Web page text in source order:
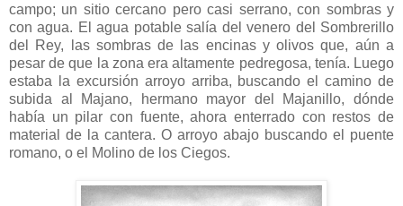
campo; un sitio cercano pero casi serrano, con sombras y
con agua. El agua potable salía del venero del Sombrerillo
del Rey, las sombras de las encinas y olivos que, aún a
pesar de que la zona era altamente pedregosa, tenía. Luego
estaba la excursión arroyo arriba, buscando el camino de
subida al Majano, hermano mayor del Majanillo, dónde
había un pilar con fuente, ahora enterrado con restos de
material de la cantera. O arroyo abajo buscando el puente
romano, o el Molino de los Ciegos.